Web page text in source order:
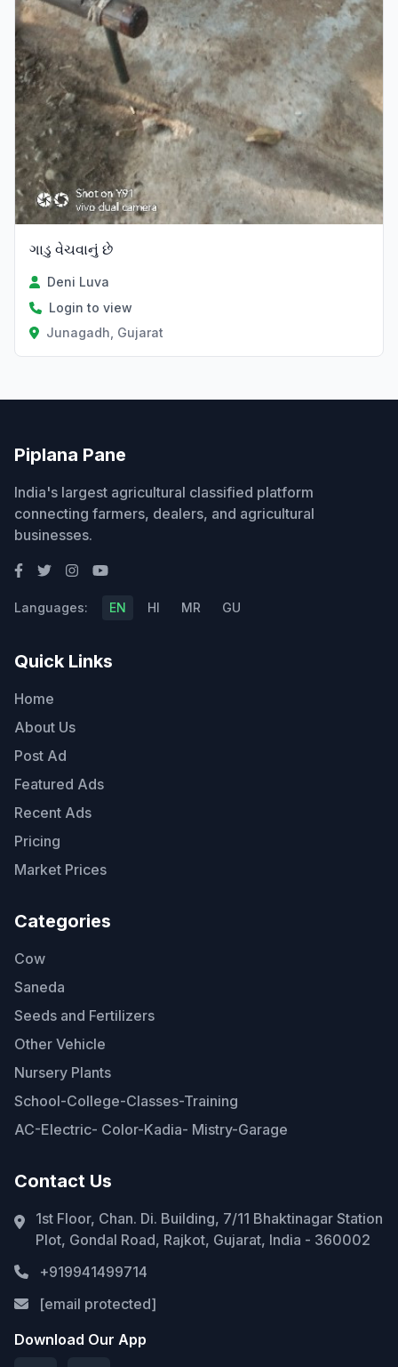
ગાડુ વેચવાનું છે
Deni Luva
Login to view
Junagadh, Gujarat
Piplana Pane
India's largest agricultural classified platform
connecting farmers, dealers, and agricultural
businesses.
Languages: EN HI MR GU
Quick Links
Home
About Us
Post Ad
Featured Ads
Recent Ads
Pricing
Market Prices
Categories
Cow
Saneda
Seeds and Fertilizers
Other Vehicle
Nursery Plants
School-College-Classes-Training
AC-Electric- Color-Kadia- Mistry-Garage
Contact Us
1st Floor, Chan. Di. Building, 7/11 Bhaktinagar Station
Plot, Gondal Road, Rajkot, Gujarat, India - 360002
+919941499714
[email protected]
Download Our App